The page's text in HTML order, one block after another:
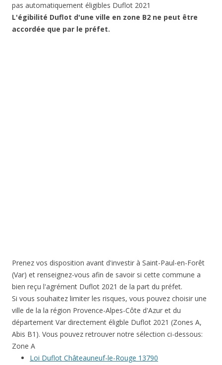
pas automatiquement éligibles Duflot 2021
L'égibilité Duflot d'une ville en zone B2 ne peut être
accordée que par le préfet.
Prenez vos disposition avant d'investir à Saint-Paul-en-Forêt
(Var) et renseignez-vous afin de savoir si cette commune a
bien reçu l'agrément Duflot 2021 de la part du préfet.
Si vous souhaitez limiter les risques, vous pouvez choisir une
ville de la la région Provence-Alpes-Côte d'Azur et du
département Var directement éligble Duflot 2021 (Zones A,
Abis B1). Vous pouvez retrouver notre sélection ci-dessous:
Zone A
Loi Duflot Châteauneuf-le-Rouge 13790